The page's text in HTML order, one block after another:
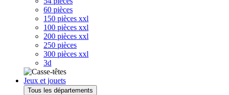
60 pièces
150 pièces xxl
100 pièces xxl
200 pièces xxl
250 pièces
300 pièces xxl
3d
Jeux et jouets
Tous les départements